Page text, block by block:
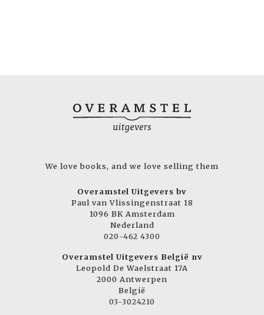
We love books, and we love selling them
Overamstel Uitgevers bv
Paul van Vlissingenstraat 18
1096 BK Amsterdam
Nederland
020-462 4300
Overamstel Uitgevers België nv
Leopold De Waelstraat 17A
2000 Antwerpen
België
03-3024210